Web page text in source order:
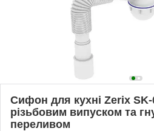
Сифон для кухні Zerix SK-
різьбовим випуском та
переливом